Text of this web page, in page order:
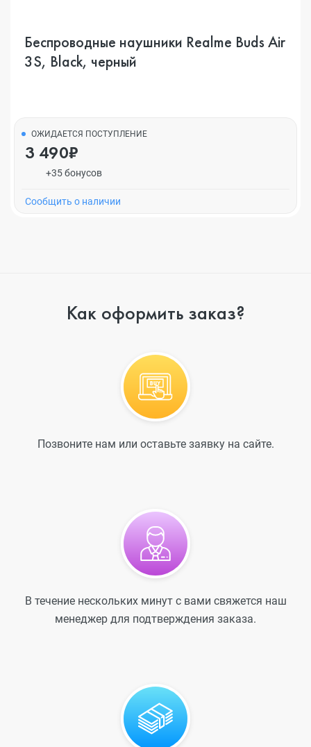
Беспроводные наушники Realme Buds Air
3S, Black, черный
ОЖИДАЕТСЯ ПОСТУПЛЕНИЕ
3 490₽
+35 бонусов
Cообщить о наличии
Как оформить заказ?
Позвоните нам или оставьте заявку на сайте.
В течение нескольких минут с вами свяжется наш
менеджер для подтверждения заказа.